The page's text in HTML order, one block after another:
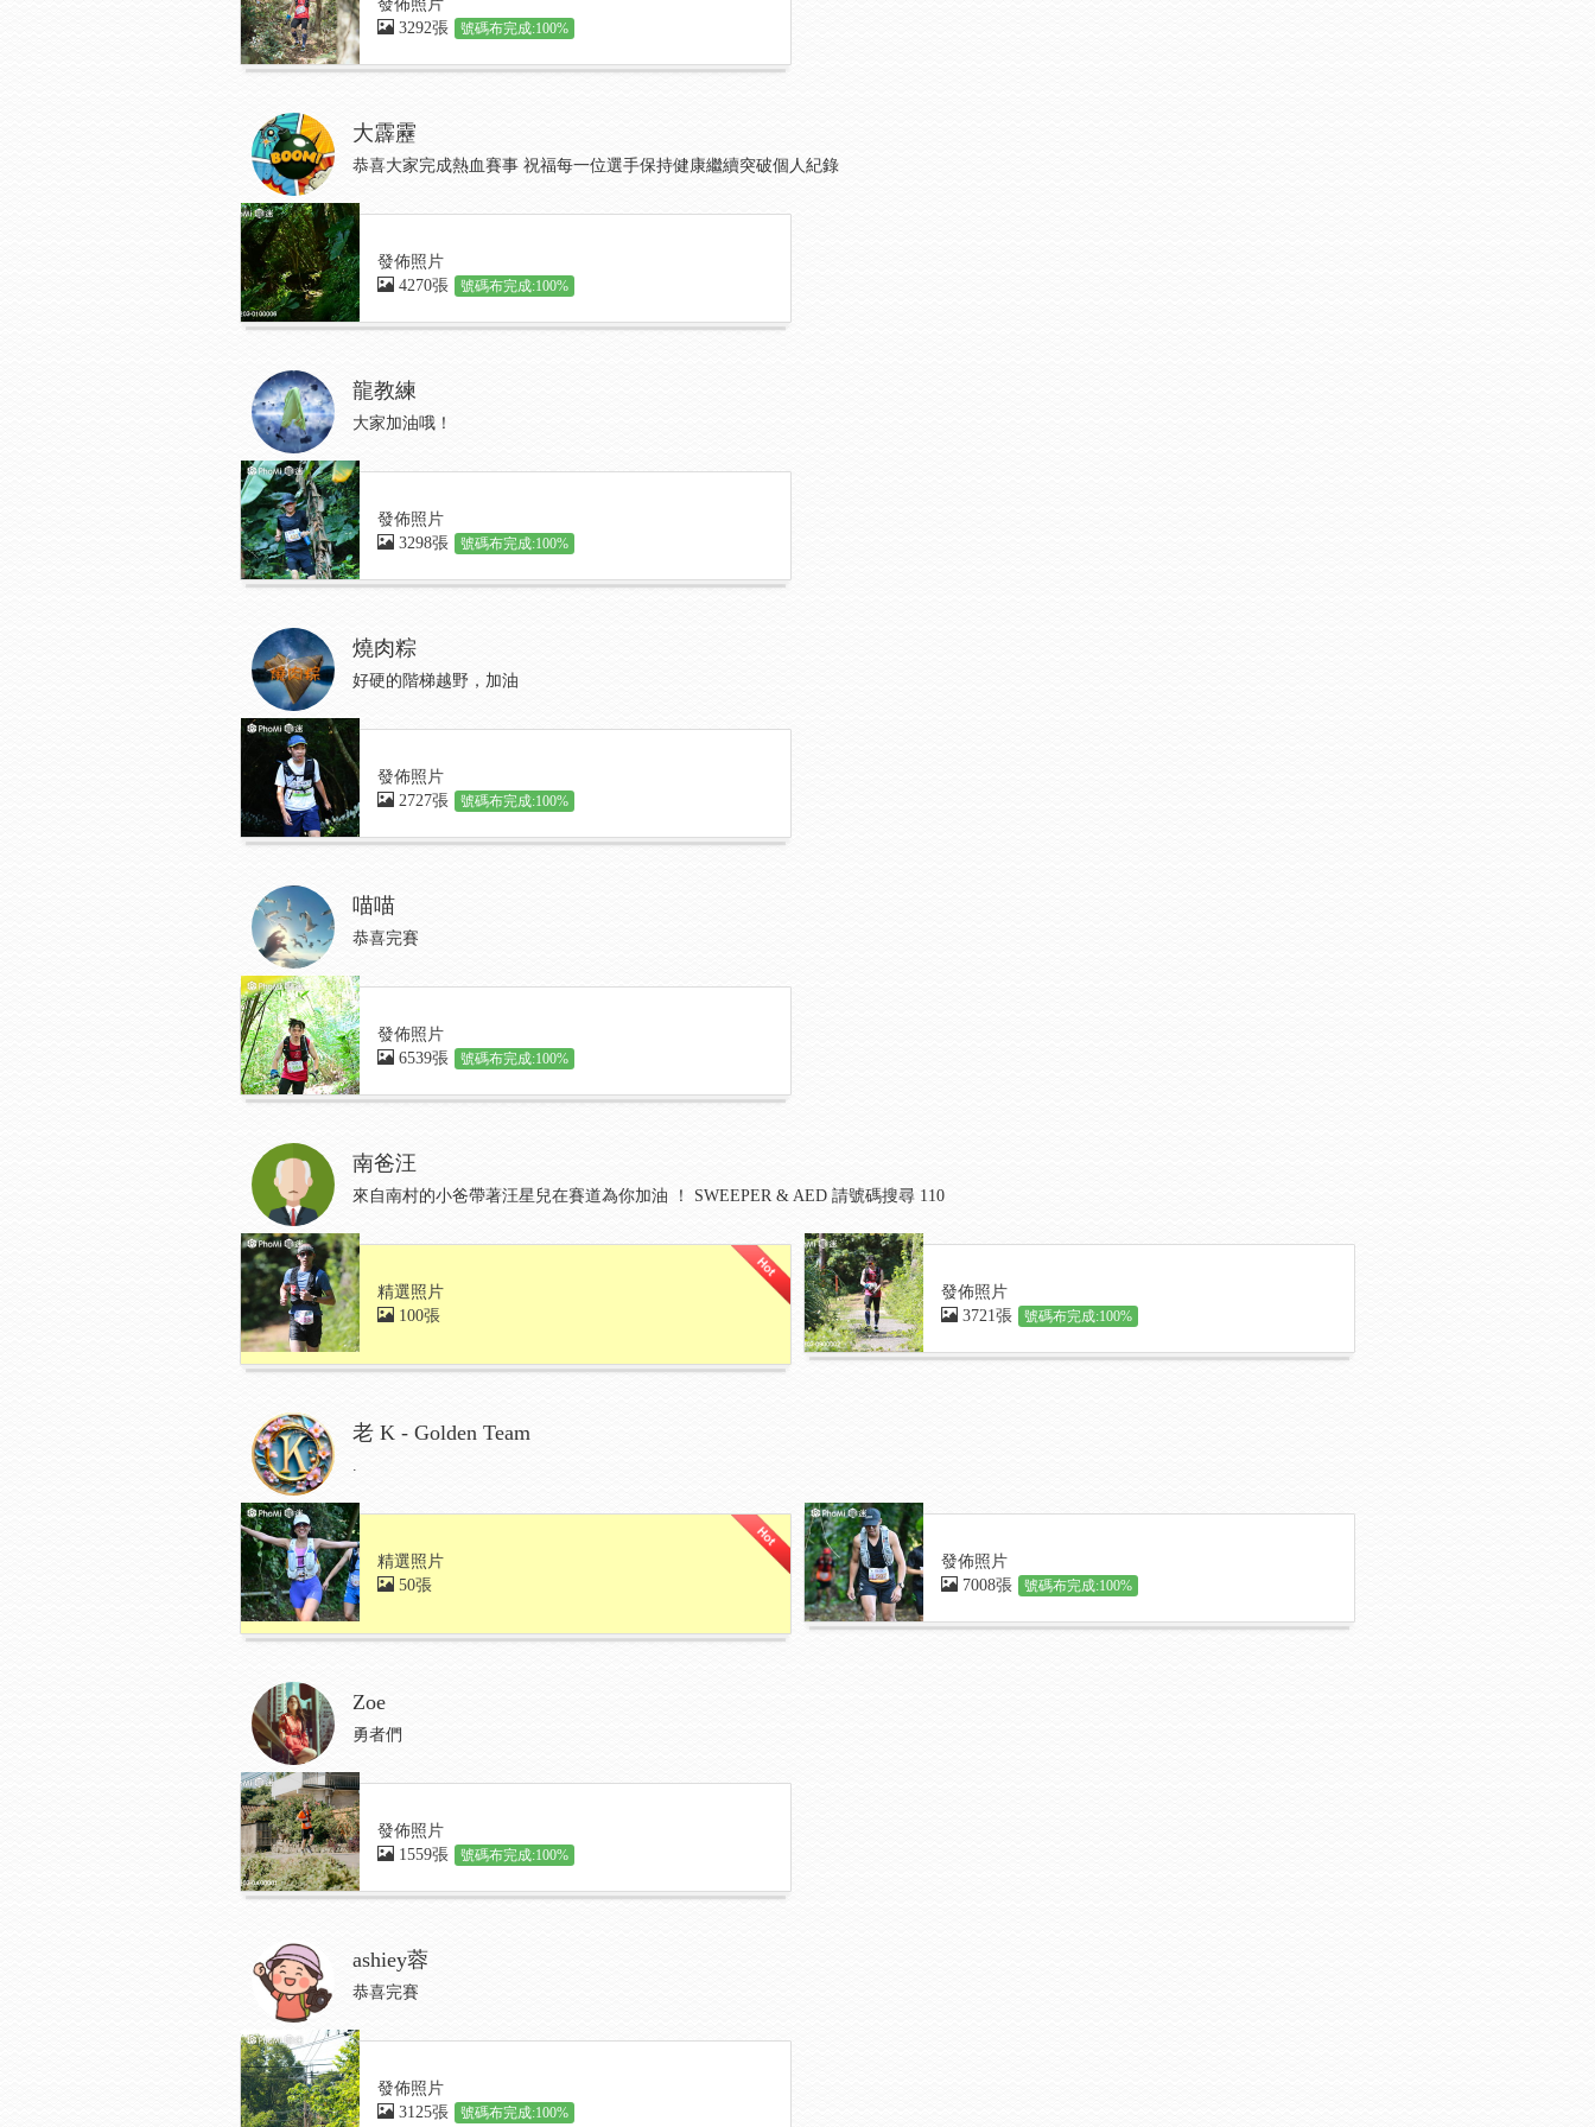
發佈照片
3292張
號碼布完成:100%
大霹靂
恭喜大家完成熱血賽事 祝福每一位選手保持健康繼續突破個人紀錄
發佈照片
4270張
號碼布完成:100%
龍教練
大家加油哦！
發佈照片
3298張
號碼布完成:100%
燒肉粽
好硬的階梯越野，加油
發佈照片
2727張
號碼布完成:100%
喵喵
恭喜完賽
發佈照片
6539張
號碼布完成:100%
南爸汪
來自南村的小爸帶著汪星兒在賽道為你加油 ！ SWEEPER & AED 請號碼搜尋 110
精選照片
100張
發佈照片
3721張
號碼布完成:100%
老 K - Golden Team
.
精選照片
50張
發佈照片
7008張
號碼布完成:100%
Zoe
勇者們
發佈照片
1559張
號碼布完成:100%
ashiey蓉
恭喜完賽
發佈照片
3125張
號碼布完成:100%